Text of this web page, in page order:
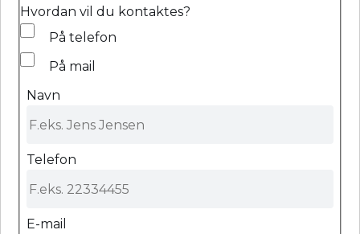
Hvordan vil du kontaktes?
På telefon
På mail
Navn
Telefon
E-mail